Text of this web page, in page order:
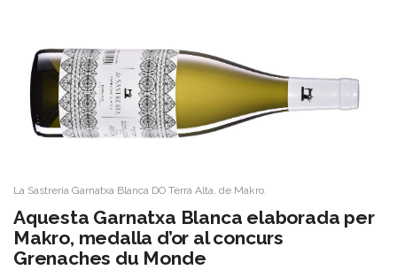
La Sastrería Garnatxa Blanca DO Terra Alta, de Makro.
Aquesta Garnatxa Blanca elaborada per
Makro, medalla d’or al concurs
Grenaches du Monde